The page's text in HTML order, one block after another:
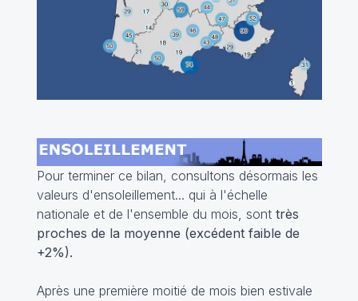
Pour terminer ce bilan, consultons désormais les
valeurs d'ensoleillement... qui à l'échelle
nationale et de l'ensemble du mois, sonttrès
proches de la moyenne (excédent faible de
+2%).
Après une première moitié de mois bien estivale